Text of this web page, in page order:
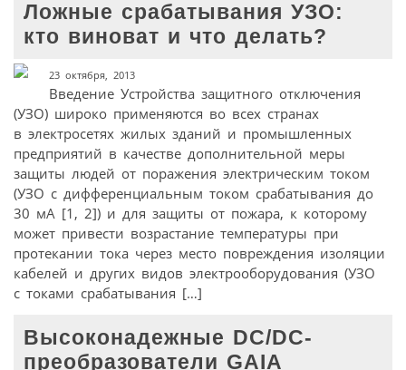
Ложные срабатывания УЗО:
кто виноват и что делать?
23 октября, 2013
Введение Устройства защитного отключения
(УЗО) широко применяются во всех странах
в электросетях жилых зданий и промышленных
предприятий в качестве дополнительной меры
защиты людей от поражения электрическим током
(УЗО с дифференциальным током срабатывания до
30 мА [1, 2]) и для защиты от пожара, к которому
может привести возрастание температуры при
протекании тока через место повреждения изоляции
кабелей и других видов электрооборудования (УЗО
с токами срабатывания […]
Высоконадежные DC/DC-
преобразователи GAIA